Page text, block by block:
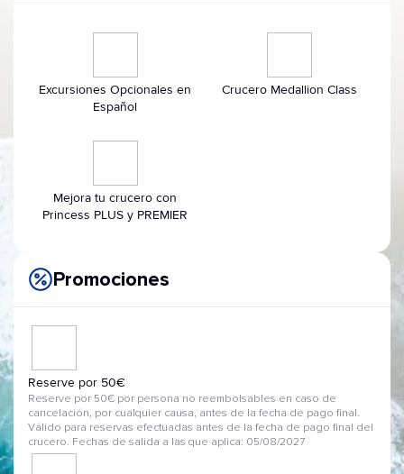
Excursiones Opcionales en
Español
Crucero Medallion Class
Mejora tu crucero con
Princess PLUS y PREMIER
Promociones
Reserve por 50€
Reserve por 50€ por persona no reembolsables en caso de
cancelación, por cualquier causa, antes de la fecha de pago final.
Válido para reservas efectuadas antes de la fecha de pago final del
crucero. Fechas de salida a las que aplica: 05/08/2027